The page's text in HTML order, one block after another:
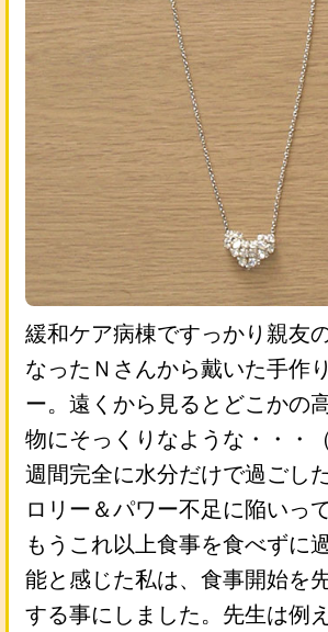
緩和ケア病棟ですっかり親友
なったＮさんから戴いた手作
ー。遠くから見るとどこかの
物にそっくりなような・・・
週間完全に水分だけで過ごし
ロリー＆パワー不足に陥いっ
もうこれ以上食事を食べずに
能と感じた私は、食事開始を
する事にしました。先生は例